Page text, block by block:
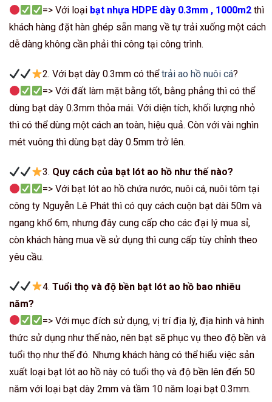
=> Với loại bạt nhựa HDPE dày 0.3mm , 1000m2thì
khách hàng đặt hàn ghép sẵn mang về tự trải xuống một cách
dễ dàng không cần phải thi công tại công trình.
2. Với bạt dày 0.3mm có thểtrải ao hồ nuôi cá?
=> Với đất làm mặt bằng tốt, bằng phẳng thì có thể
dùng bạt dày 0.3mm thỏa mái. Với diện tích, khối lượng nhỏ
thì có thể dùng một cách an toàn, hiệu quả. Còn với vài nghìn
mét vuông thì dùng bạt dày 0.5mm trở lên.
3. Quy cách của bạt lót ao hồ như thế nào?
=> Với bạt lót ao hồ chứa nước, nuôi cá, nuôi tôm tại
công ty Nguyễn Lê Phát thì có quy cách cuộn bạt dài 50m và
ngang khổ 6m, nhưng đây cung cấp cho các đại lý mua sỉ,
còn khách hàng mua về sử dụng thì cung cấp tùy chỉnh theo
yêu cầu.
4. Tuổi thọ và độ bền bạt lót ao hồ bao nhiêu
năm?
=> Với mục đích sử dụng, vị trí địa lý, địa hình và hình
thức sử dụng như thế nào, nên bạt sẽ phục vụ theo độ bền và
tuổi thọ như thế đó. Nhưng khách hàng có thể hiểu việc sản
xuất loại bạt lót ao hồ này có tuổi thọ và độ bền lên đến 50
năm với loại bạt dày 2mm và tầm 10 năm loại bạt 0.3mm.